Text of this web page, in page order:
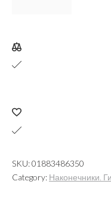
медный
2,5мм2
на
2
ПВХ
SKU:01883486350
Category: Наконечники.